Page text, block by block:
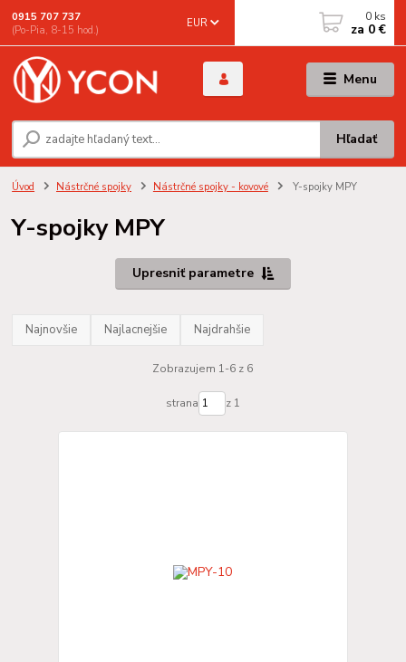
Menu
EUR
Hľadať
0915 707 737
(Po-Pia, 8-15 hod.)
0 ks
za 0 €
Úvod Nástrčné spojky Nástrčné spojky - kovové Y-spojky MPY
Y-spojky MPY
Upresniť parametre
Najnovšie Najlacnejšie Najdrahšie
Zobrazujem 1-6 z 6
strana z 1